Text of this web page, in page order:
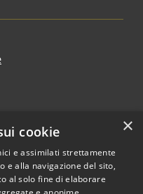
×
cookie
e assimilati strettamente
e alla navigazione del sito,
al solo fine di elaborare